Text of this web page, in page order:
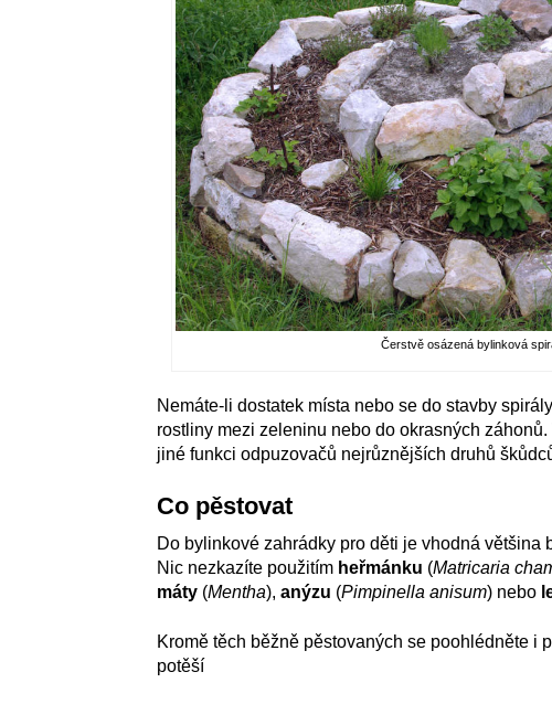
Čerstvě osázená bylinková
Nemáte-li dostatek místa nebo se do stavby
rostliny mezi zeleninu nebo do okrasných
jiné funkci odpuzovačů nejrůznějších druhů
Co pěstovat
Do bylinkové zahrádky pro děti je vhodná většina
Nic nezkazíte použitím heřmánku (Matricaria
máty (Mentha), anýzu (Pimpinella anisum) nebo
Kromě těch běžně pěstovaných se poohlédněte i
potěší